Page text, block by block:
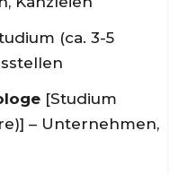
(ca. 3-5
[Studium
– Unternehmen,